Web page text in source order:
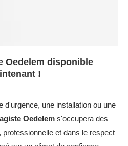
Oedelem disponible
!
d'urgence, une installation ou une
Oedelems'occupera des
et dans le respect